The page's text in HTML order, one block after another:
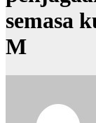
semasa
M